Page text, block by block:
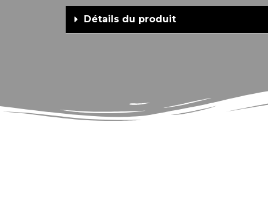
Détails du produit